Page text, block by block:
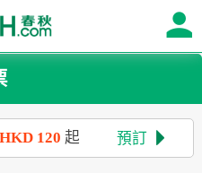
HKD 120 起 預訂 